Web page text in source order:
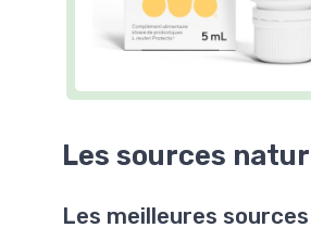
Les sources
Les meilleures